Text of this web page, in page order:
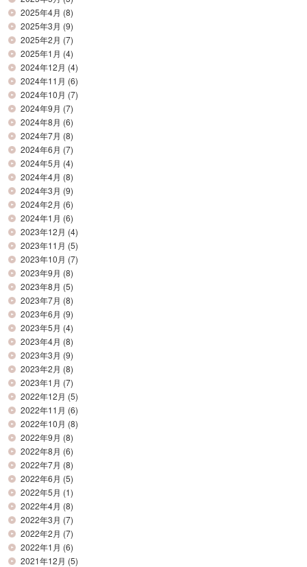
2025年4月 (8)
2025年3月 (9)
2025年2月 (7)
2025年1月 (4)
2024年12月 (4)
2024年11月 (6)
2024年10月 (7)
2024年9月 (7)
2024年8月 (6)
2024年7月 (8)
2024年6月 (7)
2024年5月 (4)
2024年4月 (8)
2024年3月 (9)
2024年2月 (6)
2024年1月 (6)
2023年12月 (4)
2023年11月 (5)
2023年10月 (7)
2023年9月 (8)
2023年8月 (5)
2023年7月 (8)
2023年6月 (9)
2023年5月 (4)
2023年4月 (8)
2023年3月 (9)
2023年2月 (8)
2023年1月 (7)
2022年12月 (5)
2022年11月 (6)
2022年10月 (8)
2022年9月 (8)
2022年8月 (6)
2022年7月 (8)
2022年6月 (5)
2022年5月 (1)
2022年4月 (8)
2022年3月 (7)
2022年2月 (7)
2022年1月 (6)
2021年12月 (5)